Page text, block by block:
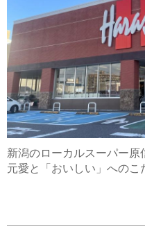
新潟のローカルスーパー
元愛と「おいしい」へのこ